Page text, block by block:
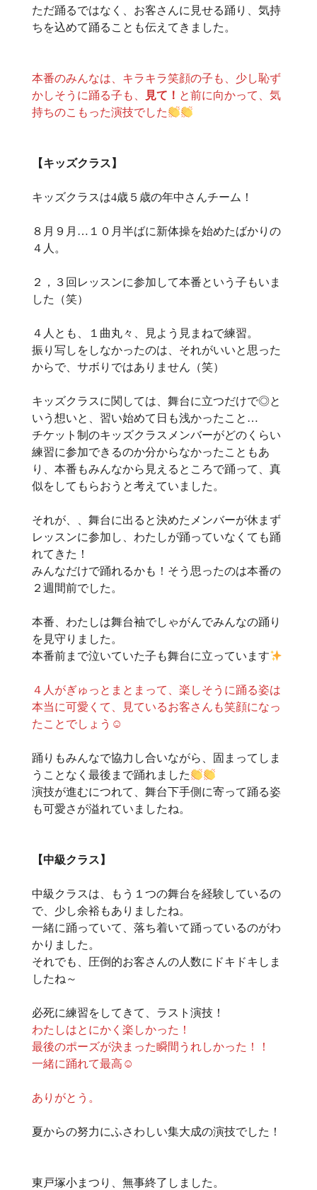
ただ踊るではなく、お客さんに見せる踊り、気持
ちを込めて踊ることも伝えてきました。
本番のみんなは、キラキラ笑顔の子も、少し恥ず
かしそうに踊る子も、
見て！ と前に向かって、気
持ちのこもった演技でした
【キッズクラス】
キッズクラスは4歳５歳の年中さんチーム！
８月９月…１０月半ばに新体操を始めたばかりの
４人。
２，３回レッスンに参加して本番という子もいま
した（笑）
４人とも、１曲丸々、見よう見まねで練習。
振り写しをしなかったのは、それがいいと思った
からで、サボりではありません（笑）
キッズクラスに関しては、舞台に立つだけで◎と
いう想いと、習い始めて日も浅かったこと…
チケット制のキッズクラスメンバーがどのくらい
練習に参加できるのか分からなかったこともあ
り、本番もみんなから見えるところで踊って、真
似をしてもらおうと考えていました。
それが、、舞台に出ると決めたメンバーが休まず
レッスンに参加し、わたしが踊っていなくても踊
れてきた！
みんなだけで踊れるかも！そう思ったのは本番の
２週間前でした。
本番、わたしは舞台袖でしゃがんでみんなの踊り
を見守りました。
本番前まで泣いていた子も舞台に立っています
４人がぎゅっとまとまって、楽しそうに踊る姿は
本当に可愛くて、見ているお客さんも笑顔になっ
たことでしょう☺
踊りもみんなで協力し合いながら、固まってしま
うことなく最後まで踊れました
演技が進むにつれて、舞台下手側に寄って踊る姿
も可愛さが溢れていましたね。
【中級クラス】
中級クラスは、もう１つの舞台を経験しているの
で、少し余裕もありましたね。
一緒に踊っていて、落ち着いて踊っているのがわ
かりました。
それでも、圧倒的お客さんの人数にドキドキしま
したね～
必死に練習をしてきて、ラスト演技！
わたしはとにかく楽しかった！
最後のポーズが決まった瞬間うれしかった！！
一緒に踊れて最高☺
ありがとう。
夏からの努力にふさわしい集大成の演技でした！
東戸塚小まつり、無事終了しました。